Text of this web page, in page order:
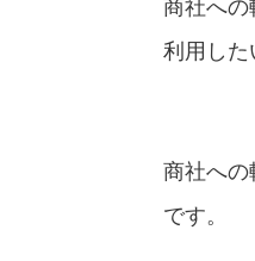
商社への
利用した
商社への
です。